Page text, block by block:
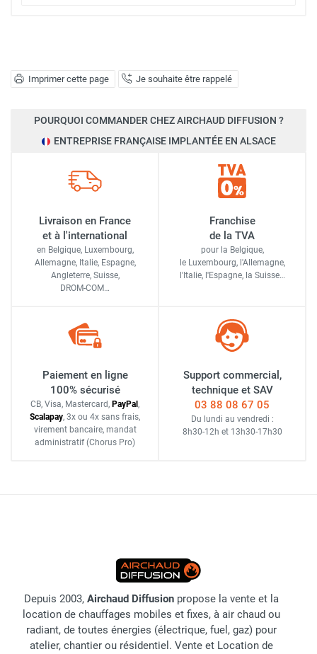
Imprimer cette page Je souhaite être rappelé
POURQUOI COMMANDER CHEZ AIRCHAUD DIFFUSION ?
ENTREPRISE FRANÇAISE IMPLANTÉE EN ALSACE
Livraison en France
et à l'international
en Belgique, Luxembourg,
Allemagne, Italie, Espagne,
Angleterre, Suisse,
DROM-COM…
Franchise
de la TVA
pour la Belgique,
le Luxembourg, l'Allemagne,
l'Italie, l'Espagne, la Suisse…
Paiement en ligne
100% sécurisé
CB, Visa, Mastercard, PayPal ,
Scalapay, 3x ou 4x sans frais,
virement bancaire, mandat
administratif (Chorus Pro)
Support commercial,
technique et SAV
03 88 08 67 05
Du lundi au vendredi :
8h30-12h et 13h30-17h30
Depuis 2003, Airchaud Diffusion propose la vente et la
location de chauffages mobiles et fixes, à air chaud ou
radiant, de toutes énergies (électrique, fuel, gaz) pour
atelier, chantier ou résidentiel. Vente et Location de